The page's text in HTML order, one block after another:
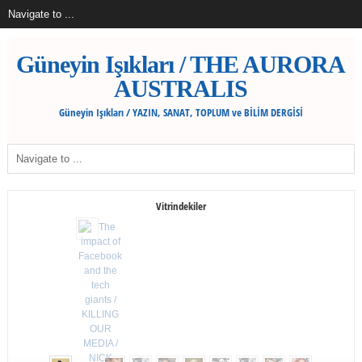
Güneyin Işıkları / THE AURORA
AUSTRALIS
Güneyin Işıkları / YAZIN, SANAT, TOPLUM ve BİLİM DERGİSİ
Vitrindekiler